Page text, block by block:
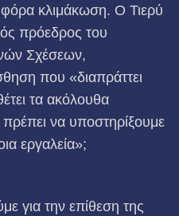
κλιμάκωση. Ο Τιερύ
πρόεδρος του
Σχέσεων,
που «διαπράττει
τα ακόλουθα
να υποστηρίξουμε
εργαλεία»;
για την επίθεση της